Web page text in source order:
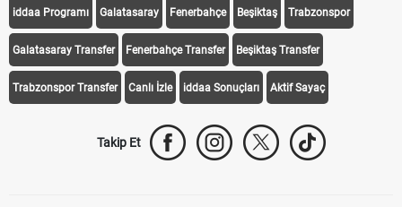
iddaa Programı Galatasaray Fenerbahçe Beşiktaş Trabzonspor
Galatasaray Transfer Fenerbahçe Transfer Beşiktaş Transfer
Trabzonspor Transfer Canlı İzle iddaa Sonuçları Aktif Sayaç
Takip Et